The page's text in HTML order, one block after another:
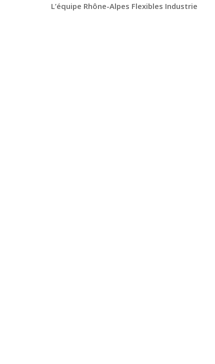
L’équipe Rhône-Alpes Flexibles Industrie